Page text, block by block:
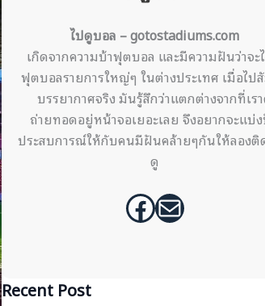
ไปดูบอล – gotostadiums.com
เกิดจากความบ้าฟุตบอล และมีความฝันว่าจะ
ฟุตบอลรายการใหญ่ๆ ในต่างประเทศ เมื่อไป
บรรยากาศจริง มันรู้สึกว่าแตกต่างจากที่เร
ถ่ายทอดอยู่หน้าจอเยอะเลย จึงอยากจะแบ่
ประสบการณ์ให้กับคนมีฝันคล้ายๆกันให้ลองติ
ดู
Facebook Mail
Recent Post